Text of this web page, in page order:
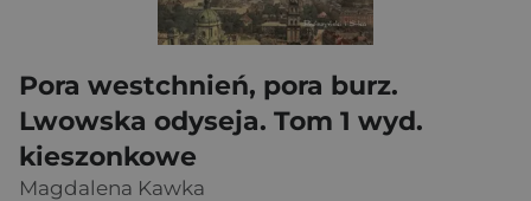
Pora westchnień, pora burz.
Lwowska odyseja. Tom 1 wyd.
kieszonkowe
Magdalena Kawka